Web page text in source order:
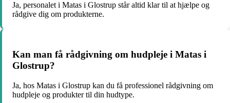
Ja, personalet i Matas i Glostrup står altid klar til at hjælpe og
rådgive dig om produkterne.
Kan man få rådgivning om hudpleje i Matas i
Glostrup?
Ja, hos Matas i Glostrup kan du få professionel rådgivning om
hudpleje og produkter til din hudtype.